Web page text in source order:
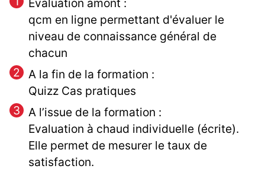
Evaluation amont :
qcm en ligne permettant d'évaluer le
niveau de connaissance général de
chacun
A la fin de la formation :
Quizz Cas pratiques
A l’issue de la formation :
Evaluation à chaud individuelle (écrite).
Elle permet de mesurer le taux de
satisfaction.